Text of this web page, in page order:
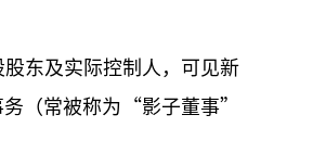
东及实际控制人，可见新
（常被称为“影子董事”